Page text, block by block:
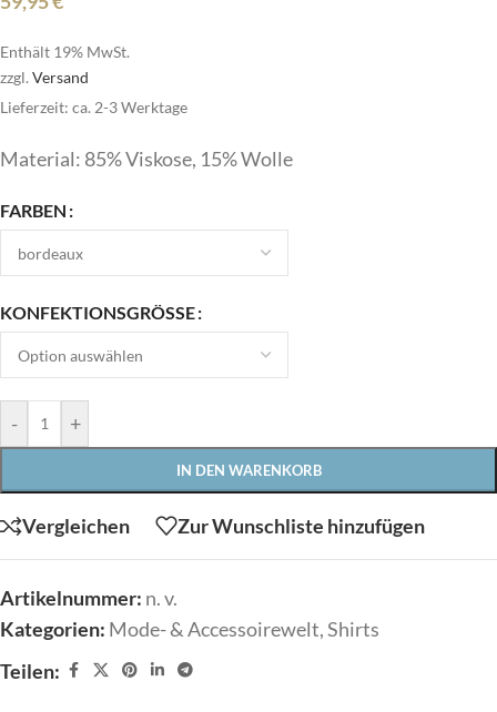
Enthält 19% MwSt.
zzgl. Versand
Lieferzeit: ca. 2-3 Werktage
Material: 85% Viskose, 15% Wolle
FARBEN
KONFEKTIONSGRÖSSE
- +
IN DEN WARENKORB
Vergleichen Zur Wunschliste hinzufügen
Artikelnummer: n. v.
Kategorien: Mode- & Accessoirewelt,Shirts
Teilen: